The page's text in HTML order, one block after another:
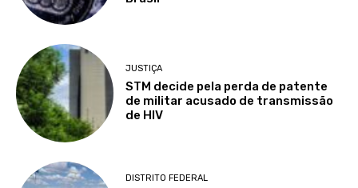
JUSTIÇA
STM decide pela perda de patente
de militar acusado de transmissão
de HIV
DISTRITO FEDERAL